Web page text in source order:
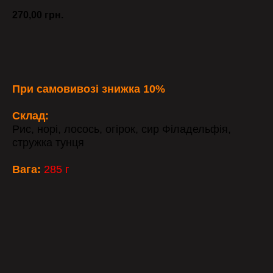
270,00 грн.
При самовивозі знижка 10%
Склад:
Рис, норі, лосось, огірок, сир Філадельфія,
стружка тунця
Вага: 285 г